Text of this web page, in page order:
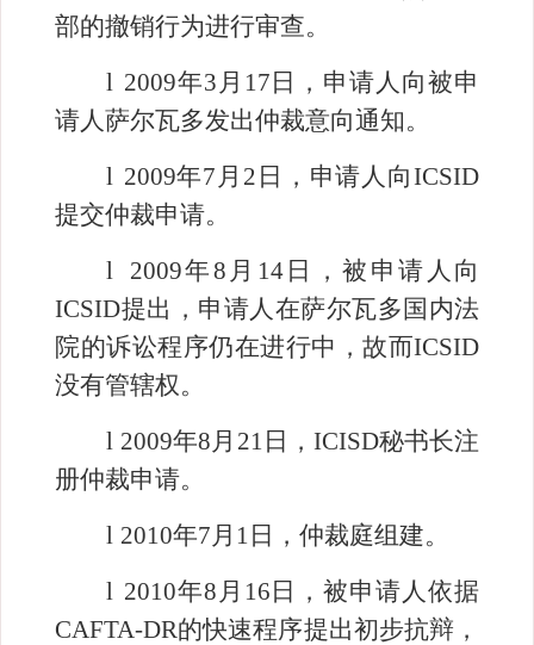
部的撤销行为进行审查。
l 2009年3 月 17 日，申请人向被申
请人萨尔瓦多发出仲裁意向通知。
l 2009年7 月 2 日 ，申请人向ICSID
提交仲裁申请。
l
2009年8 月 14日，被申请人向
ICSID提出，申请人在萨尔瓦多国内法
院的诉讼程序仍在进行中，故而ICSID
没有管辖权。
l 2009年8月 21 日， ICISD秘书长注
册仲裁申请。
l 2010年7月 1 日，仲裁庭组建。
l 2010年8 月 16 日，被申请人依据
CAFTA-DR的快速程序提出初步抗辩，